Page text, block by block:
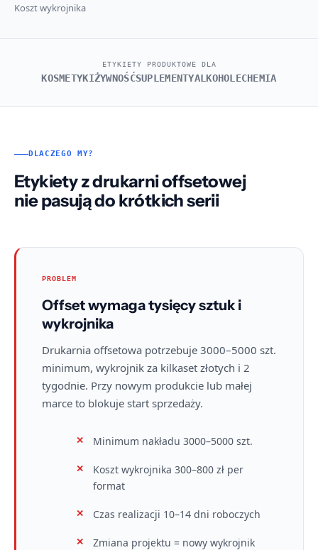
Koszt wykrojnika
ETYKIETY PRODUKTOWE DLA
KOSMETYKIŻYWNOŚĆSUPLEMENTYALKOHOLECHEMIA
DLACZEGO MY?
Etykiety z drukarni offsetowej
nie pasują do krótkich serii
PROBLEM
Offset wymaga tysięcy sztuk i
wykrojnika
Drukarnia offsetowa potrzebuje 3000–5000 szt.
minimum, wykrojnik za kilkaset złotych i 2
tygodnie. Przy nowym produkcie lub małej
marce to blokuje start sprzedaży.
Minimum nakładu 3000–5000 szt.
Koszt wykrojnika 300–800 zł per
format
Czas realizacji 10–14 dni roboczych
Zmiana projektu = nowy wykrojnik